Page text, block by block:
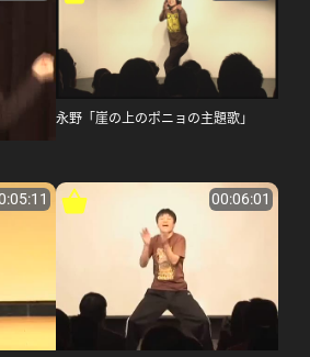
永野「崖の上のポニョの主題歌」
00:06:01